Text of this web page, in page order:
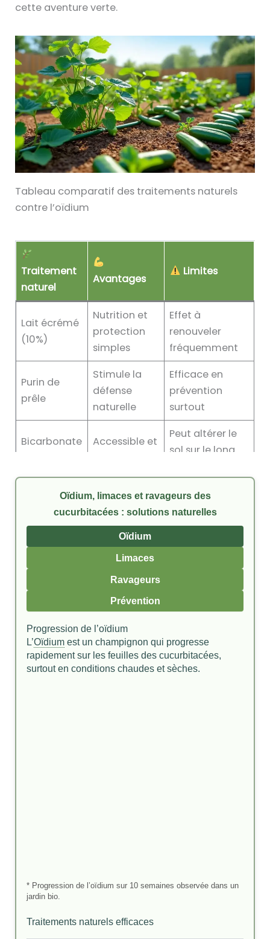
cette aventure verte.
Tableau comparatif des traitements naturels
contre l’oïdium
Traitement
naturel
Avantages
Limites
Lait écrémé
(10%)
Nutrition et
protection
simples
Effet à
renouveler
fréquemment
Purin de
prêle
Stimule la
défense
naturelle
Efficace en
prévention
surtout
Bicarbonate
Accessible et
Peut altérer le
sol sur le long
Bio-
compatible,
puissant
Sensible aux
conditions
climatiques
Oïdium, limaces et ravageurs des
cucurbitacées : solutions naturelles
Oïdium
Limaces
Ravageurs
Prévention
Progression de l’oïdium
L’Oïdiumest un champignon qui progresse
rapidement sur les feuilles des cucurbitacées,
surtout en conditions chaudes et sèches.
* Progression de l’oïdium sur 10 semaines observée dans un
jardin bio.
Traitements naturels efficaces